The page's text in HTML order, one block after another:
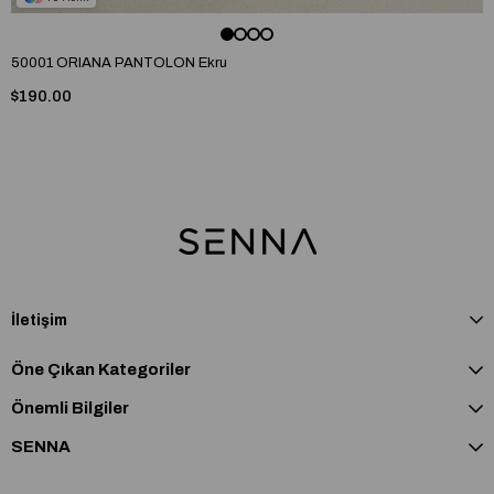
50001 ORIANA PANTOLON Ekru
$190.00
İletişim
Öne Çıkan Kategoriler
Önemli Bilgiler
SENNA